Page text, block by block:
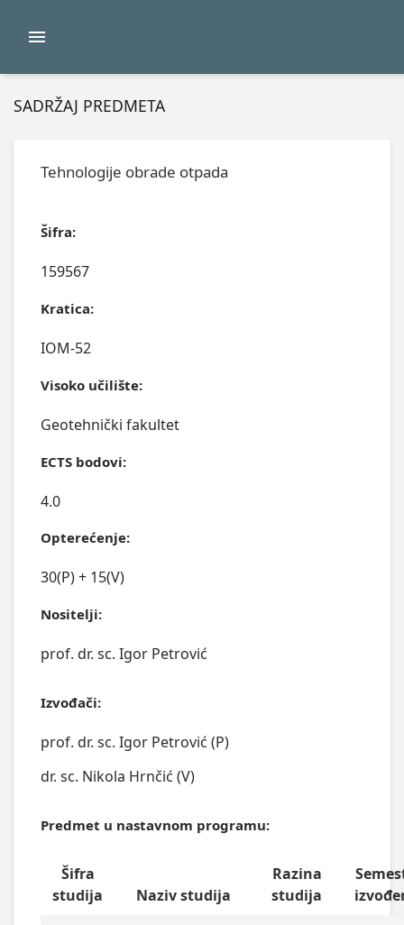
SADRŽAJ PREDMETA
Tehnologije obrade otpada
Šifra:
159567
Kratica:
IOM-52
Visoko učilište:
Geotehnički fakultet
ECTS bodovi:
4.0
Opterećenje:
30(P) + 15(V)
Nositelji:
prof. dr. sc. Igor Petrović
Izvođači:
prof. dr. sc. Igor Petrović (P)
dr. sc. Nikola Hrnčić (V)
Predmet u nastavnom programu:
Šifra
studija
Naziv studija
Razina
studija